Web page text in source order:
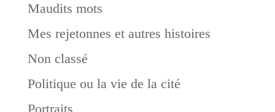
Maudits mots
Mes rejetonnes et autres histoires
Non classé
Politique ou la vie de la cité
Portraits